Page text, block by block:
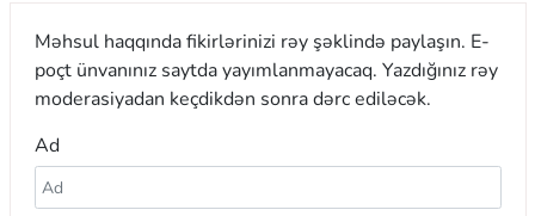
Məhsul haqqında fikirlərinizi rəy şəklində paylaşın. E-
poçt ünvanınız saytda yayımlanmayacaq. Yazdığınız rəy
moderasiyadan keçdikdən sonra dərc ediləcək.
Ad